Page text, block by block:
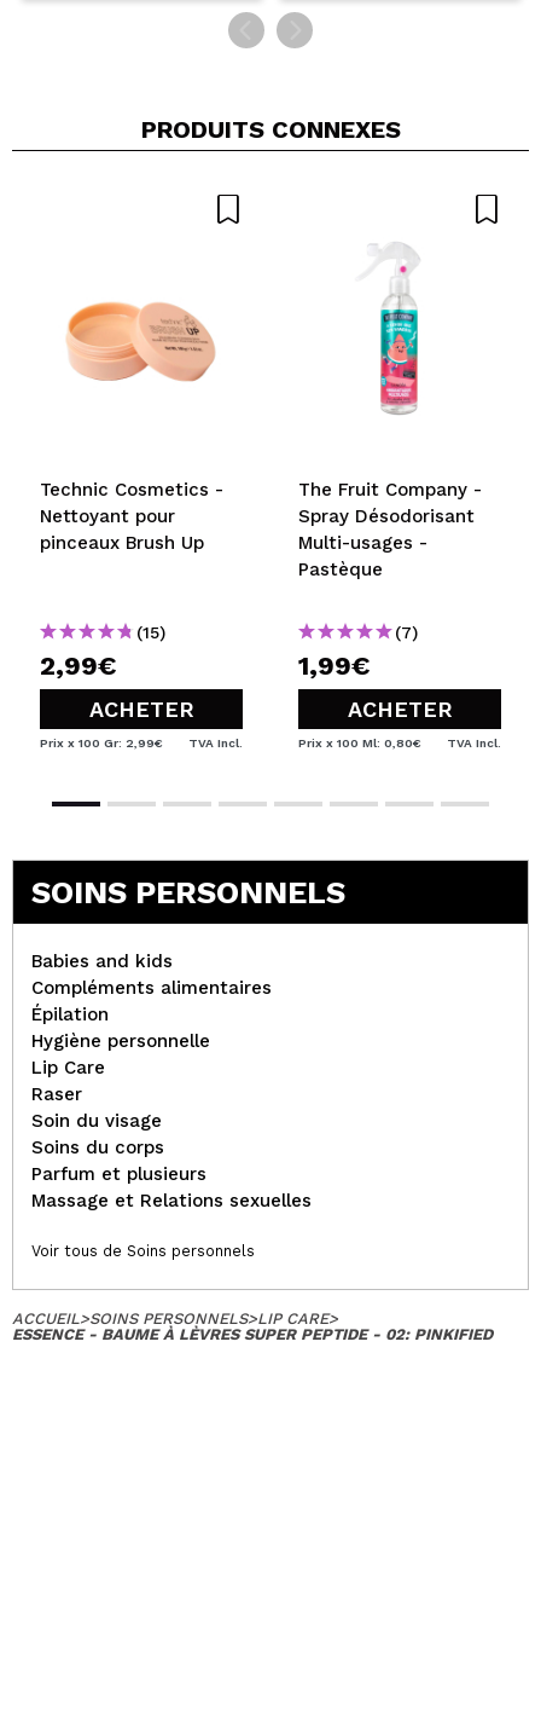
PRODUITS CONNEXES
Technic Cosmetics -
Nettoyant pour
pinceaux Brush Up
(15)
2,99€
ACHETER
Prix x 100 Gr: 2,99€ TVA Incl.
The Fruit Company -
Spray Désodorisant
Multi-usages -
Pastèque
(7)
1,99€
ACHETER
Prix x 100 Ml: 0,80€ TVA Incl.
SOINS PERSONNELS
Babies and kids
Compléments alimentaires
Épilation
Hygiène personnelle
Lip Care
Raser
Soin du visage
Soins du corps
Parfum et plusieurs
Massage et Relations sexuelles
Voir tous de Soins personnels
ACCUEIL>SOINS PERSONNELS>LIP CARE>
ESSENCE - BAUME À LÈVRES SUPER PEPTIDE - 02: PINKIFIED